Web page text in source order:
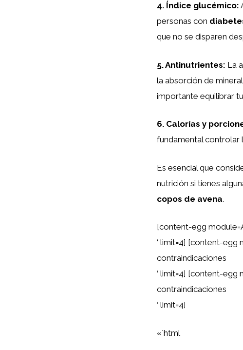
4. Índice glucémico:
personas con
que no se disparen
5.Antinutrientes: La
la absorción de
importante equilibrar
6. Calorías y
fundamental controlar
Es esencial que
nutrición si tienes
copos de avena.
[content-egg
‘ limit=4] [content-egg
contraindicaciones
‘ limit=4] [content-egg
contraindicaciones
‘ limit=4]
«`html